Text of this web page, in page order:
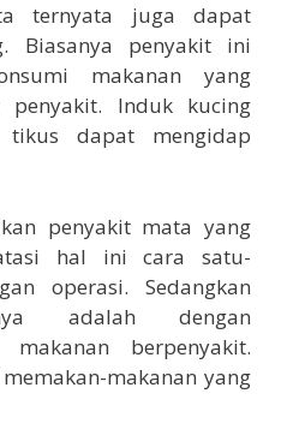
ternyata juga dapat
Biasanya penyakit ini
makanan yang
penyakit. Induk kucing
dapat mengidap
penyakit mata yang
hal ini cara satu-
operasi. Sedangkan
adalah dengan
berpenyakit.
makanan yang